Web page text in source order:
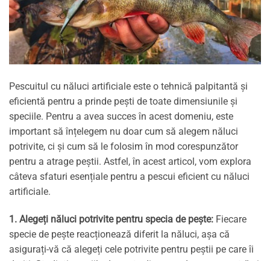
Pescuitul cu năluci artificiale este o tehnică palpitantă și
eficientă pentru a prinde pești de toate dimensiunile și
speciile. Pentru a avea succes în acest domeniu, este
important să înțelegem nu doar cum să alegem năluci
potrivite, ci și cum să le folosim în mod corespunzător
pentru a atrage peștii. Astfel, în acest articol, vom explora
câteva sfaturi esențiale pentru a pescui eficient cu năluci
artificiale.
1. Alegeți năluci potrivite pentru specia de pește: Fiecare
specie de pește reacționează diferit la năluci, așa că
asigurați-vă că alegeți cele potrivite pentru peștii pe care îi